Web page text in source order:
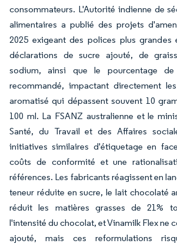
consommateurs. L'Autorité indienne de
alimentaires a publié des projets
2025 exigeant des polices plus
déclarations de sucre ajouté, de
sodium, ainsi que le pourcentage de
recommandé, impactant directement
aromatisé qui dépassent souvent 10
100 ml. La FSANZ australienne et le
Santé, du Travail et des Affaires
initiatives similaires d'étiquetage en
coûts de conformité et une
références. Les fabricants réagissent en
teneur réduite en sucre, le lait chocolaté
réduit les matières grasses de 21%
l'intensité du chocolat, et Vinamilk Flex ne
ajouté, mais ces reformulations